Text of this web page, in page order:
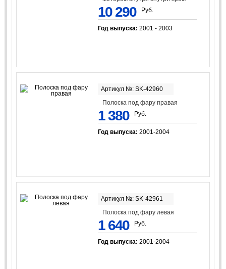
10 290 Руб.
Год выпуска: 2001 - 2003
Артикул №: SK-42960
Полоска под фару правая
1 380 Руб.
Год выпуска: 2001-2004
Артикул №: SK-42961
Полоска под фару левая
1 640 Руб.
Год выпуска: 2001-2004